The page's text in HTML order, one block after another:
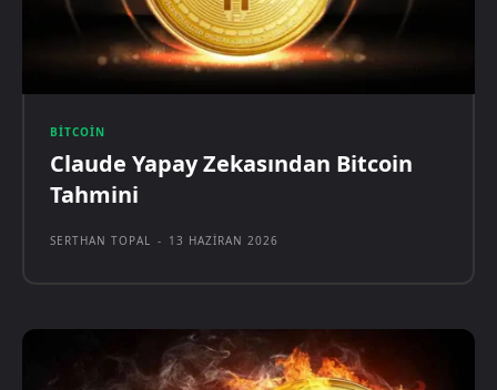
BITCOIN
Claude Yapay Zekasından Bitcoin
Tahmini
SERTHAN TOPAL - 13 HAZIRAN 2026